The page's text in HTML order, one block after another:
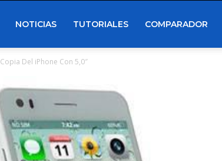
NOTICIAS TUTORIALES COMPARADOR
Del iPhone Con 5,0″